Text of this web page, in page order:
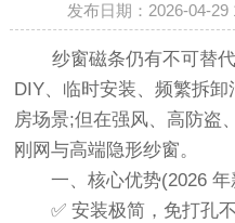
发布日期：2026-04-
纱窗磁条仍有不可替代
DIY、临时安装、频繁拆
房场景;但在强风、高防盗
刚网与高端隐形纱窗。
一、核心优势(2026 年
✅ 安装极简，免打孔不